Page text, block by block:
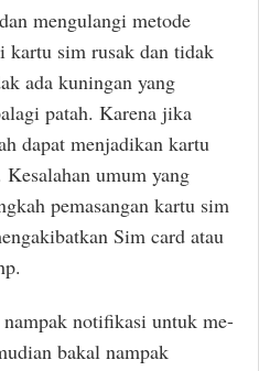
mengulangi metode
kartu sim rusak dan tidak
ada kuningan yang
patah. Karena jika
dapat menjadikan kartu
umum yang
pemasangan kartu sim
Sim card atau
notifikasi untuk me-
bakal nampak